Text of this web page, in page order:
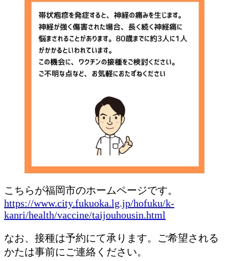
こちらが福岡市のホームページです。
https://www.city.fukuoka.lg.jp/hofuku/k-
kanri/health/vaccine/taijouhousin.html
なお、接種は予約にて承ります。ご希望される
かたは事前にご連絡ください。